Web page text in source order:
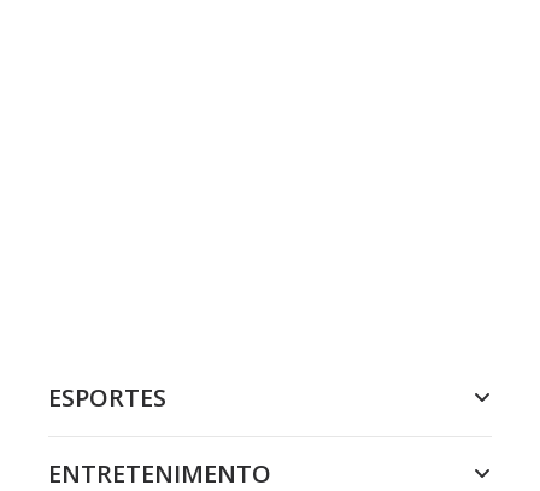
ESPORTES
ENTRETENIMENTO